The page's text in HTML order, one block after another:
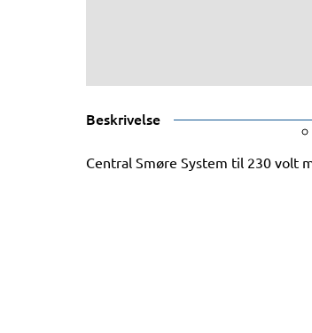
Beskrivelse
Central Smøre System til 230 volt